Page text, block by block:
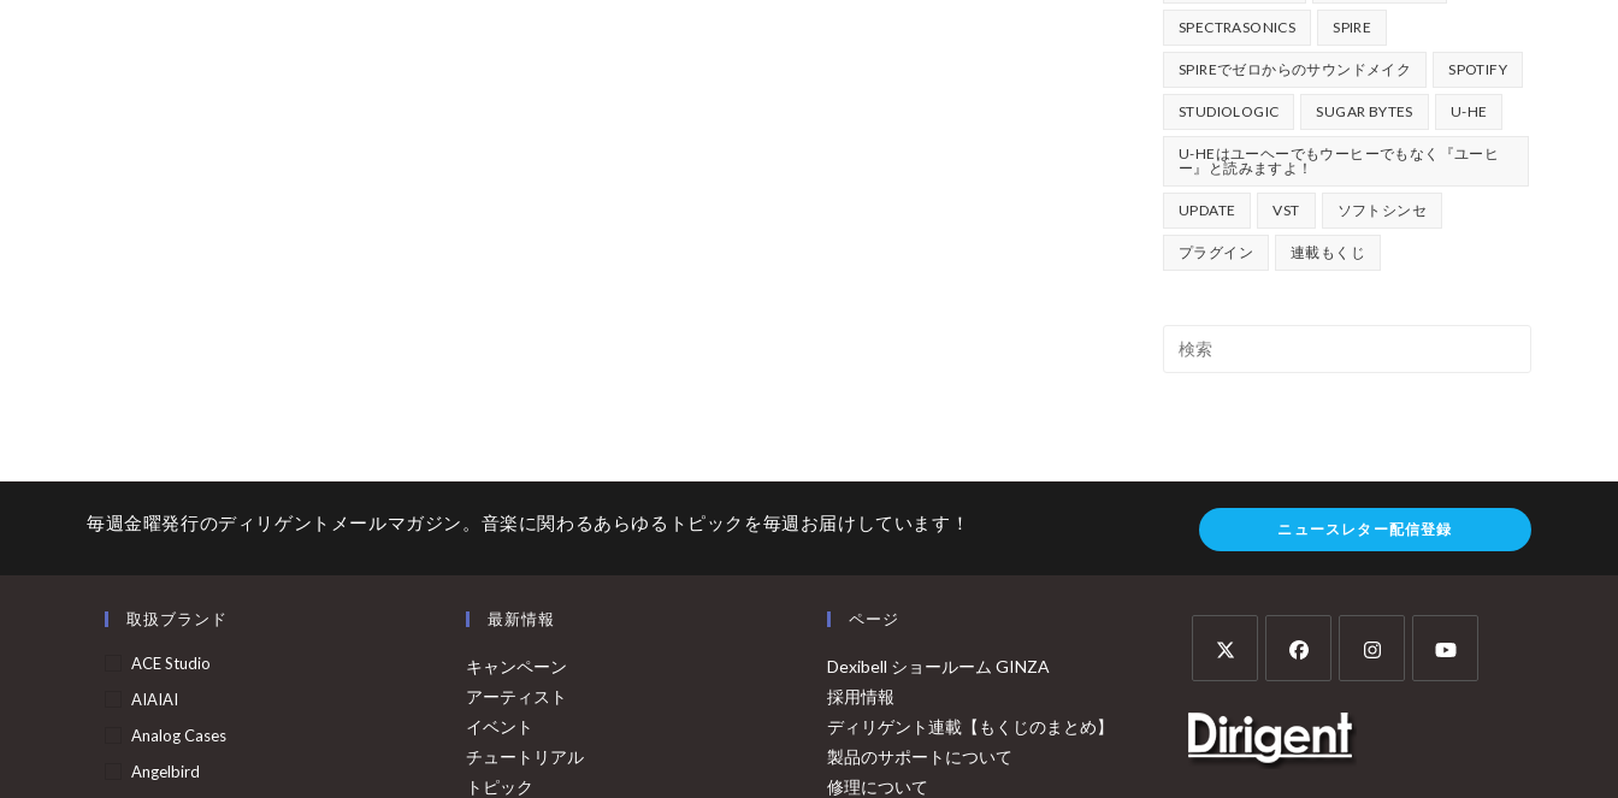
SPECTRASONICS SPIRE
SPIREでゼロからのサウンドメイク SPOTIFY
STUDIOLOGIC SUGAR BYTES U-HE
U-HEはユーヘーでもウーヒーでもなく『ユーヒ
ー』と読みますよ！
UPDATE VST ソフトシンセ
プラグイン 連載もくじ
毎週金曜発行のディリゲントメールマガジン。音楽に関わるあらゆるトピックを毎週お届けしています！ ニュースレター配信登録
取扱ブランド
ACE Studio
AIAIAI
Analog Cases
Angelbird
最新情報
キャンペーン
アーティスト
イベント
チュートリアル
トピック
ページ
Dexibell ショールーム GINZA
採用情報
ディリゲント連載【もくじのまとめ】
製品のサポートについて
修理について